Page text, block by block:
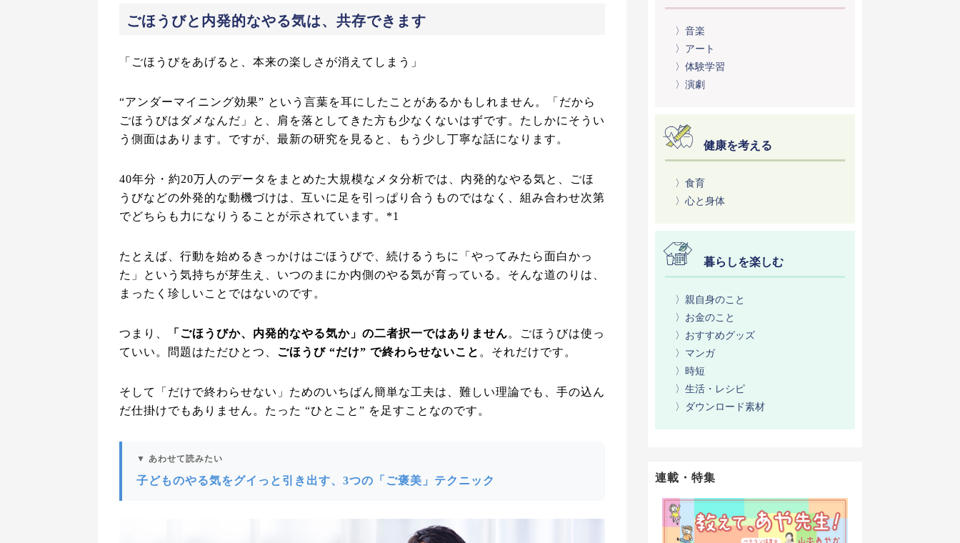
ごほうびと内発的なやる気は、共存できます
「ごほうびをあげると、本来の楽しさが消えてしまう」
“アンダーマイニング効果” という言葉を耳にしたことがあるかもしれません。「だから
ごほうびはダメなんだ」と、肩を落としてきた方も少なくないはずです。たしかにそうい
う側面はあります。ですが、最新の研究を見ると、もう少し丁寧な話になります。
40年分・約20万人のデータをまとめた大規模なメタ分析では、内発的なやる気と、ごほ
うびなどの外発的な動機づけは、互いに足を引っぱり合うものではなく、組み合わせ次第
でどちらも力になりうることが示されています。*1
たとえば、行動を始めるきっかけはごほうびで、続けるうちに「やってみたら面白かっ
た」という気持ちが芽生え、いつのまにか内側のやる気が育っている。そんな道のりは、
まったく珍しいことではないのです。
つまり、 「ごほうびか、内発的なやる気か」の二者択一ではありません。ごほうびは使っ
ていい。問題はただひとつ、 ごほうび “だけ” で終わらせないこと 。それだけです。
そして「だけで終わらせない」ためのいちばん簡単な工夫は、難しい理論でも、手の込ん
だ仕掛けでもありません。たった “ひとこと” を足すことなのです。
▼ あわせて読みたい
子どものやる気をグイっと引き出す、3つの「ご褒美」テクニック
〉音楽
〉アート
〉体験学習
〉演劇
健康を考える
〉食育
〉心と身体
暮らしを楽しむ
〉親自身のこと
〉お金のこと
〉おすすめグッズ
〉マンガ
〉時短
〉生活・レシピ
〉ダウンロード素材
連載・特集